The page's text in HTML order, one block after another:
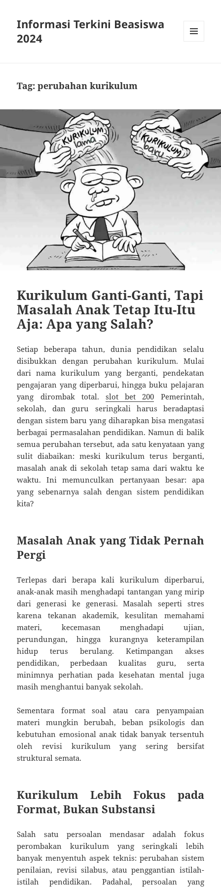
Informasi Terkini Beasiswa
2024
Tag:perubahan kurikulum
Kurikulum Ganti-Ganti, Tapi
Masalah Anak Tetap Itu-Itu
Aja: Apa yang Salah?
Setiap beberapa tahun, dunia pendidikan selalu
disibukkan dengan perubahan kurikulum. Mulai
dari nama kurikulum yang berganti, pendekatan
pengajaran yang diperbarui, hingga buku pelajaran
yang dirombak total. slot bet 200 Pemerintah,
sekolah, dan guru seringkali harus beradaptasi
dengan sistem baru yang diharapkan bisa mengatasi
berbagai permasalahan pendidikan. Namun di balik
semua perubahan tersebut, ada satu kenyataan yang
sulit diabaikan: meski kurikulum terus berganti,
masalah anak di sekolah tetap sama dari waktu ke
waktu. Ini memunculkan pertanyaan besar: apa
yang sebenarnya salah dengan sistem pendidikan
kita?
Masalah Anak yang Tidak Pernah
Pergi
Terlepas dari berapa kali kurikulum diperbarui,
anak-anak masih menghadapi tantangan yang mirip
dari generasi ke generasi. Masalah seperti stres
karena tekanan akademik, kesulitan memahami
materi, kecemasan menghadapi ujian,
perundungan, hingga kurangnya keterampilan
hidup terus berulang. Ketimpangan akses
pendidikan, perbedaan kualitas guru, serta
minimnya perhatian pada kesehatan mental juga
masih menghantui banyak sekolah.
Sementara format soal atau cara penyampaian
materi mungkin berubah, beban psikologis dan
kebutuhan emosional anak tidak banyak tersentuh
oleh revisi kurikulum yang sering bersifat
struktural semata.
Kurikulum Lebih Fokus pada
Format, Bukan Substansi
Salah satu persoalan mendasar adalah fokus
perombakan kurikulum yang seringkali lebih
banyak menyentuh aspek teknis: perubahan sistem
penilaian, revisi silabus, atau penggantian istilah-
istilah pendidikan. Padahal, persoalan yang